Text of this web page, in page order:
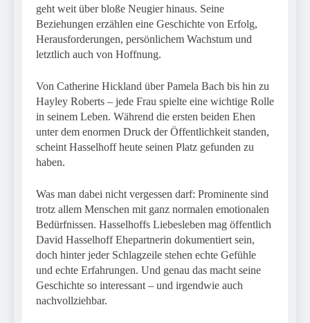
geht weit über bloße Neugier hinaus. Seine
Beziehungen erzählen eine Geschichte von Erfolg,
Herausforderungen, persönlichem Wachstum und
letztlich auch von Hoffnung.
Von Catherine Hickland über Pamela Bach bis hin zu
Hayley Roberts – jede Frau spielte eine wichtige Rolle
in seinem Leben. Während die ersten beiden Ehen
unter dem enormen Druck der Öffentlichkeit standen,
scheint Hasselhoff heute seinen Platz gefunden zu
haben.
Was man dabei nicht vergessen darf: Prominente sind
trotz allem Menschen mit ganz normalen emotionalen
Bedürfnissen. Hasselhoffs Liebesleben mag öffentlich
David Hasselhoff Ehepartnerin dokumentiert sein,
doch hinter jeder Schlagzeile stehen echte Gefühle
und echte Erfahrungen. Und genau das macht seine
Geschichte so interessant – und irgendwie auch
nachvollziehbar.